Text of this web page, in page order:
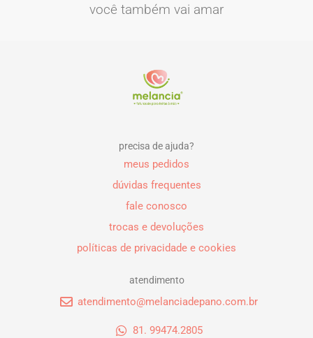
você também vai amar
precisa de ajuda?
meus pedidos
dúvidas frequentes
fale conosco
trocas e devoluções
políticas de privacidade e cookies
atendimento
atendimento@melanciadepano.com.br
81. 99474.2805